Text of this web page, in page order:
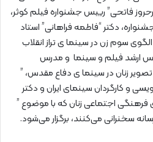
فاتحی” رییس جشنواره فیلم کوثر،
دکتر “فاطمه فراهانی” استاد
سوم زن در سینما ی تراز انقلاب
ارشد فیلم و سینما و مدرس
زنان در سینما ی دفاع مقدس، ”
و کارگردان سینمای ایران و دکتر
فرهنگی اجتماعی زنان که با موضوع ”
سخنرانی می‌کنند، برگزار می‌شود.